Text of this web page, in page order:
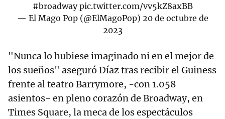
#broadway pic.twitter.com/vv5kZ8axBB
— El Mago Pop (@ElMagoPop) 20 de octubre de
2023
"Nunca lo hubiese imaginado ni en el mejor de
los sueños" aseguró Díaz tras recibir el Guiness
frente al teatro Barrymore, -con 1.058
asientos- en pleno corazón de Broadway, en
Times Square, la meca de los espectáculos